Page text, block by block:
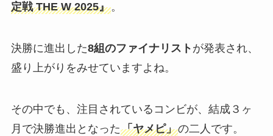
定戦 THE W 2025』。
決勝に進出した8組のファイナリスト が発表され、
盛り上がりをみせていますよね。
その中でも、注目されているコンビが、結成３ヶ
月で決勝進出となった「ヤメピ」の二人です。